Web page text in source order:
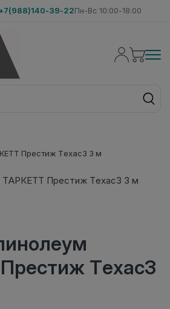
39-22Пн-Вс 10:00-18:00
Престиж Техас3 3 м
Техас3